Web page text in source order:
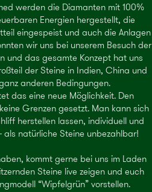
werden die Diamanten mit 100%
Energien hergestellt, die
eingespeist und auch die Anlagen
wir uns bei unserem Besuch der
und das gesamte Konzept hat uns
der Steine in Indien, China und
anderen Bedingungen.
das eine neue Möglichkeit. Den
Grenzen gesetzt. Man kann sich
herstellen lassen, individuell und
als natürliche Steine unbezahlbar!
kommt gerne bei uns im Laden
Steine live zeigen und euch
“Wipfelgrün” vorstellen.